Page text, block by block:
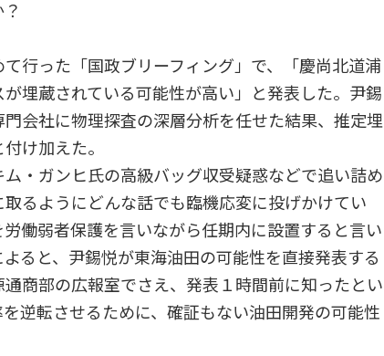
行った「国政ブリーフィング」で、「慶尚北道浦
埋蔵されている可能性が高い」と発表した。尹錫
会社に物理探査の深層分析を任せた結果、推定埋
付け加えた。
・ガンヒ氏の高級バッグ収受疑惑などで追い詰め
るようにどんな話でも臨機応変に投げかけてい
働弱者保護を言いながら任期内に設置すると言い
ると、尹錫悦が東海油田の可能性を直接発表する
商部の広報室でさえ、発表１時間前に知ったとい
逆転させるために、確証もない油田開発の可能性